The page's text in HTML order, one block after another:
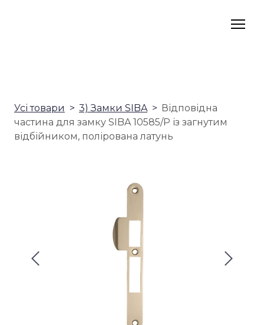
Усі товари 3) Замки SIBA
Відповідна
частина для замку SIBA 10585/P із загнутим
відбійником, полірована латунь